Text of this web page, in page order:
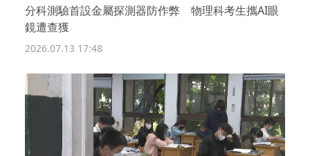
分科測驗首設金屬探測器防作弊 物理科考生攜AI眼
鏡遭查獲
2026.07.13 17:48